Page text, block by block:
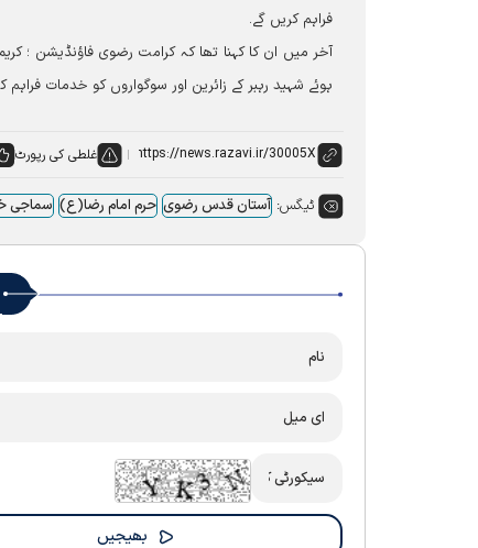
فراہم کریں گے۔
آخر میں ان کا کہنا تھا کہ کرامت رضوی فاؤنڈیشن ؛
ہوئے شہید رہبر کے زائرین اور سوگواروں کو خدمات
غلطی کی رپورٹ
ٹیگس: آستان قدس رضوی حرم امام رضا(ع) سماجی